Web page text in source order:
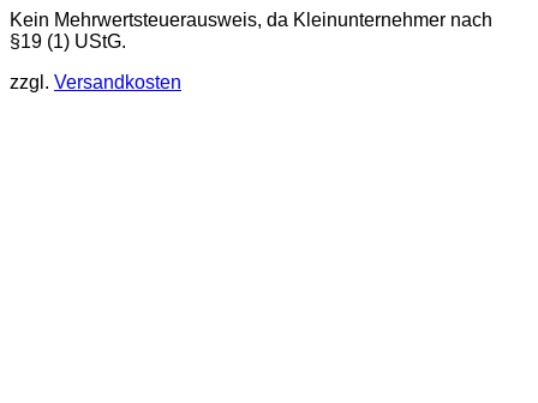
Produkt
weist
Varianten
Kein Mehrwertsteuerausweis, da Kleinunternehmer nach
§19 (1) UStG.
zzgl. Versandkosten